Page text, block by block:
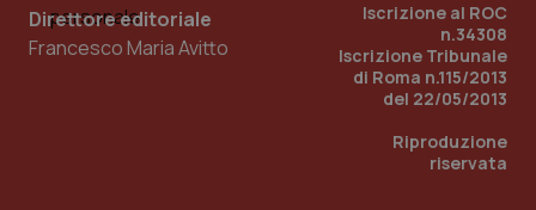
Direttore editoriale
Francesco Maria Avitto
Iscrizione al ROC
n.34308
Iscrizione Tribunale
di Roma n.115/2013
del 22/05/2013
Riproduzione
riservata